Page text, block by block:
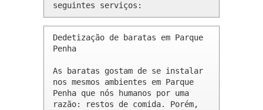
seguintes serviços:
Dedetização de baratas em Parque
Penha
As baratas gostam de se instalar
nos mesmos ambientes em Parque
Penha que nós humanos por uma
razão: restos de comida. Porém,